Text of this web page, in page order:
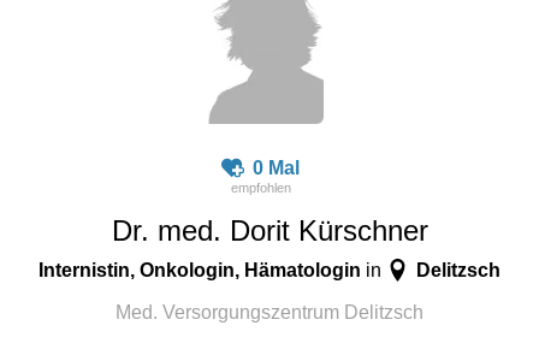
0 Mal
Dr. med. Dorit Kürschner
Internistin, Onkologin, Hämatologin in Delitzsch
Med. Versorgungszentrum Delitzsch